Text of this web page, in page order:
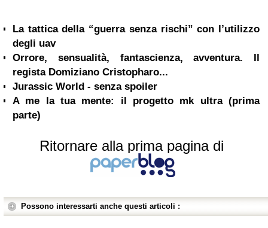
La tattica della “guerra senza rischi” con l’utilizzo
degli uav
Orrore, sensualità, fantascienza, avventura. Il
regista Domiziano Cristopharo...
Jurassic World - senza spoiler
A me la tua mente: il progetto mk ultra (prima
parte)
Ritornare alla prima pagina di
Possono interessarti anche questi articoli :